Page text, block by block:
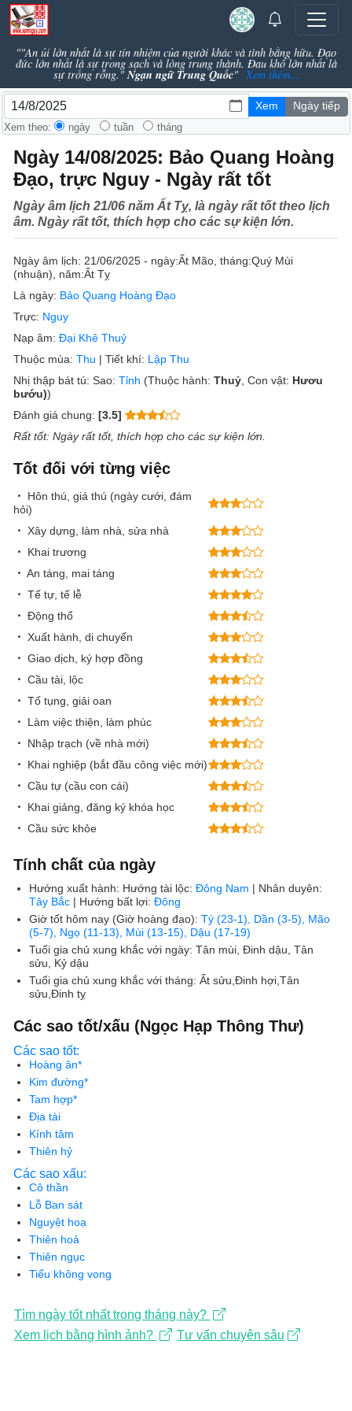
""An ủi lớn nhất là sự tín nhiệm của người khác và tình bằng hữu. Đạo
đức lớn nhất là sự trong sạch và lòng trung thành. Đau khổ lớn nhất là
sự trống rỗng."Ngạn ngữ Trung Quốc" Xem thêm...
Xem theo: ngày tuần tháng
Ngày 14/08/2025: Bảo Quang Hoàng
Đạo, trực Nguy - Ngày rất tốt
Ngày âm lịch 21/06 năm Ất Tỵ, là ngày rất tốt theo lịch
âm. Ngày rất tốt, thích hợp cho các sự kiện lớn.
Ngày âm lịch:21/06/2025 - ngày:Ất Mão, tháng:Quý Mùi
(nhuận), năm:Ất Tỵ
Là ngày: Bảo Quang Hoàng Đạo
Trực: Nguy
Nạp âm: Đại Khê Thuỷ
Thuộc mùa: Thu |Tiết khí: Lập Thu
Nhị thập bát tú: Sao:Tỉnh (Thuộc hành:Thuỷ, Con vật: Hươu
bướu))
Đánh giá chung: [3.5]
Rất tốt: Ngày rất tốt, thích hợp cho các sự kiện lớn.
Tốt đối với từng việc
Hôn thú, giá thú (ngày cưới, đám
hỏi)
Xây dựng, làm nhà, sửa nhà
Khai trương
An táng, mai táng
Tế tự, tế lễ
Động thổ
Xuất hành, di chuyển
Giao dịch, ký hợp đồng
Cầu tài, lộc
Tố tụng, giải oan
Làm việc thiện, làm phúc
Nhập trạch (về nhà mới)
Khai nghiệp (bắt đầu công việc mới)
Cầu tự (cầu con cái)
Khai giảng, đăng ký khóa học
Cầu sức khỏe
Tính chất của ngày
Hướng xuất hành: Hướng tài lộc:Đông Nam | Nhân duyên:
Tây Bắc | Hướng bất lợi:Đông
Giờ tốt hôm nay (Giờ hoàng đạo): Tý (23-1), Dần (3-5), Mão
(5-7), Ngọ (11-13), Mùi (13-15), Dậu (17-19)
Tuổi gia chủ xung khắc với ngày: Tân mùi, Đinh dậu, Tân
sửu, Kỷ dậu
Tuổi gia chủ xung khắc với tháng: Ất sửu,Đinh hợi,Tân
sửu,Đinh tỵ
Các sao tốt/xấu (Ngọc Hạp Thông Thư)
Các sao tốt:
Hoàng ân*
Kim đường*
Tam hợp*
Địa tài
Kính tâm
Thiên hỷ
Các sao xấu:
Cô thần
Lỗ Ban sát
Nguyệt hoạ
Thiên hoả
Thiên ngục
Tiểu không vong
Tìm ngày tốt nhất trong tháng này?
Xem lịch bằng hình ảnh?
Tư vấn chuyên sâu